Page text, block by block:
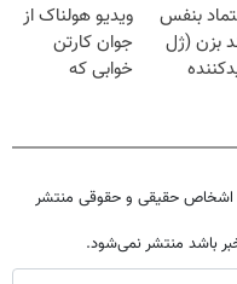
صحبت کنید)
بنفس
بزن (ژل
ویدیو هولناک از
جوان کارتن
خوابی که
اشخاص حقیقی و حقوقی منتشر
خبر باشد منتشر نمی‌شود.